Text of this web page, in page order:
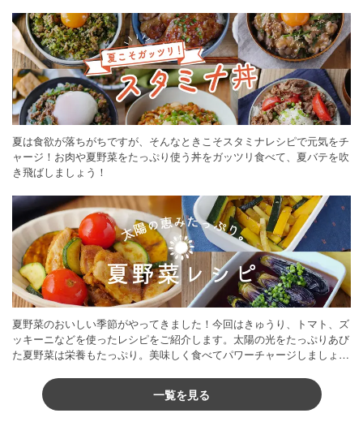
夏は食欲が落ちがちですが、そんなときこそスタミナレシピで元気をチ
ャージ！お肉や夏野菜をたっぷり使う丼をガッツリ食べて、夏バテを吹
き飛ばしましょう！
夏野菜のおいしい季節がやってきました！今回はきゅうり、トマト、ズ
ッキーニなどを使ったレシピをご紹介します。太陽の光をたっぷりあび
た夏野菜は栄養もたっぷり。美味しく食べてパワーチャージしましょう
一覧を見る